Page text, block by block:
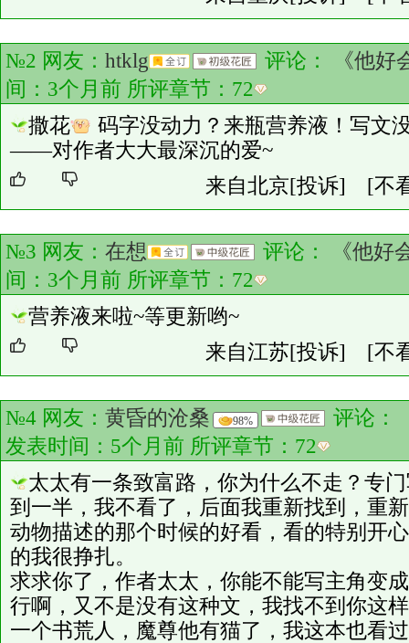
№2 网友： htklg 评论：
《他好
间：3个月前 所评章节： 72
撒花
码字没动力？来瓶营养液！写文
——对作者大大最深沉的爱~
来自北京[投诉] [不
№3 网友： 在想 评论：
《他好
间：3个月前 所评章节： 72
营养液来啦~等更新哟~
来自江苏[投诉] [不
№4 网友： 黄昏的沧桑 98% 评论：
发表时间：5个月前 所评章节： 72
太太有一条致富路，你为什么不走？专
到一半，我不看了，后面我重新找到，重
动物描述的那个时候的好看，看的特别开
的我很挣扎。
求求你了，作者太太，你能不能写主角变
行啊，又不是没有这种文，我找不到你这
一个书荒人，魔尊他有猫了，我这本也看